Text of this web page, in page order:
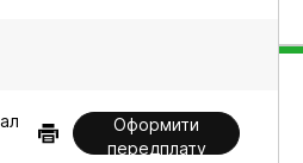
Оформити
передплату